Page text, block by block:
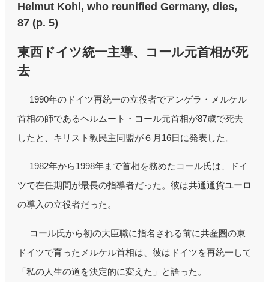
Helmut Kohl, who reunified Germany, dies,
87 (p. 5)
東西ドイツ統一主導、コール元首相が死
去
1990年のドイツ再統一の立役者でアンゲラ・メルケル
首相の師であるヘルムート・コール元首相が87歳で死去
したと、キリスト教民主同盟が６月16日に発表した。
1982年から1998年まで首相を務めたコール氏は、ドイ
ツで在任期間が最長の指導者だった。彼は共通通貨ユーロ
の導入の立役者だった。
コール氏から初の大臣職に指名される前に共産圏の東
ドイツで育ったメルケル首相は、彼はドイツを再統一して
「私の人生の道を決定的に変えた」と語った。